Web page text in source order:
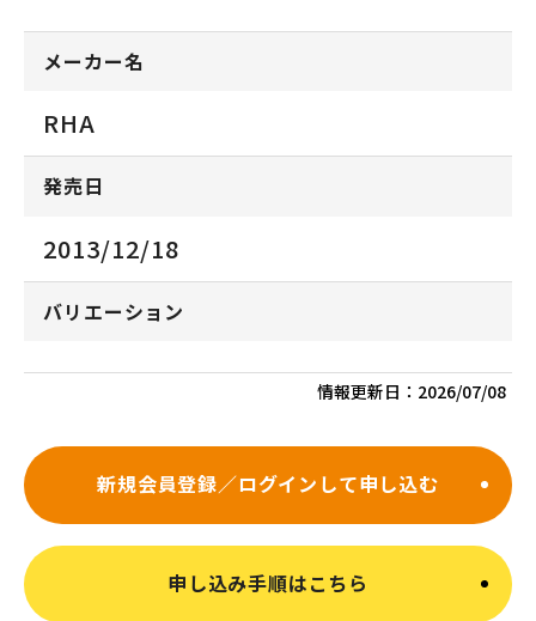
メーカー名
RHA
発売日
2013/12/18
バリエーション
情報更新日： 2026/07/08
新規会員登録／ログインして申し込む
申し込み手順はこちら